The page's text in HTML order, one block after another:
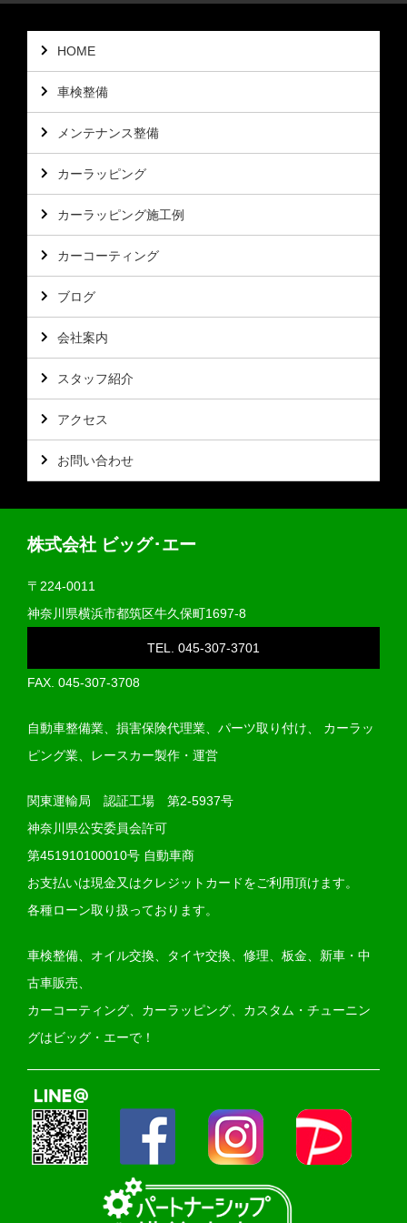
HOME
車検整備
メンテナンス整備
カーラッピング
カーラッピング施工例
カーコーティング
ブログ
会社案内
スタッフ紹介
アクセス
お問い合わせ
株式会社 ビッグ･エー
〒224-0011
神奈川県横浜市都筑区牛久保町1697-8
TEL. 045-307-3701
FAX. 045‐307‐3708
自動車整備業、損害保険代理業、パーツ取り付け、
カーラッ
ピング業、レースカー製作・運営
関東運輸局 認証工場 第2-5937号
神奈川県公安委員会許可
第451910100010号 自動車商
お支払いは現金又はクレジットカードをご利用頂けます。
各種ローン取り扱っております。
車検整備、オイル交換、タイヤ交換、修理、板金、新車・中
古車販売、
カーコーティング、カーラッピング、カスタム・チューニン
グはビッグ・エーで！